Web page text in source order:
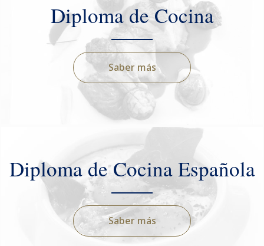
Diploma de Cocina
Saber más
Diploma de Cocina Española
Saber más